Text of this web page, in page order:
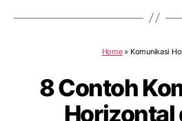
Home» Komunikasi
8 Contoh
Horizontal